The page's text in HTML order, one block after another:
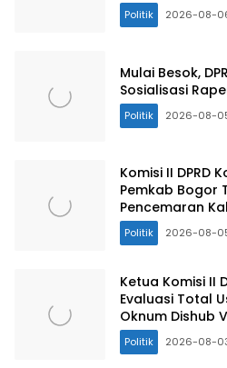
Politik 2026-08-
Mulai Besok,
Sosialisasi
Politik 2026-08-
Komisi II DPRD
Pemkab Bogor
Pencemaran
Politik 2026-08-
Ketua Komisi II
Evaluasi Total
Oknum Dishub
Politik 2026-08-